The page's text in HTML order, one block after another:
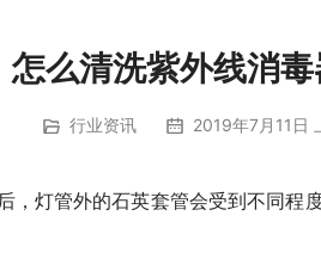
怎么清洗紫外线消
行业资讯 2019年7月11日
，灯管外的石英套管会受到不同程